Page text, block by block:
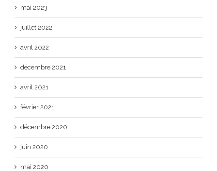
mai 2023
juillet 2022
avril 2022
décembre 2021
avril 2021
février 2021
décembre 2020
juin 2020
mai 2020